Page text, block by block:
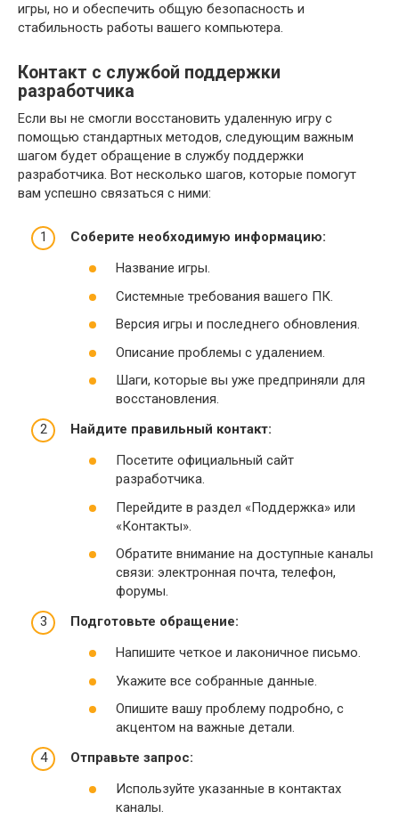
игры, но и обеспечить общую безопасность и
стабильность работы вашего компьютера.
Контакт с службой поддержки
разработчика
Если вы не смогли восстановить удаленную игру с
помощью стандартных методов, следующим важным
шагом будет обращение в службу поддержки
разработчика. Вот несколько шагов, которые помогут
вам успешно связаться с ними:
Соберите необходимую информацию:
Название игры.
Системные требования вашего ПК.
Версия игры и последнего обновления.
Описание проблемы с удалением.
Шаги, которые вы уже предприняли для
восстановления.
Найдите правильный контакт:
Посетите официальный сайт
разработчика.
Перейдите в раздел «Поддержка» или
«Контакты».
Обратите внимание на доступные каналы
связи: электронная почта, телефон,
форумы.
Подготовьте обращение:
Напишите четкое и лаконичное письмо.
Укажите все собранные данные.
Опишите вашу проблему подробно, с
акцентом на важные детали.
Отправьте запрос:
Используйте указанные в контактах
каналы.